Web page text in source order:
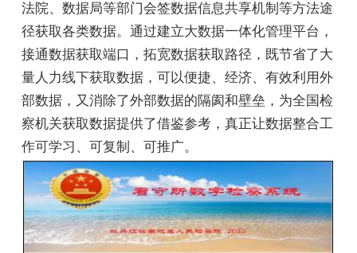
法院、数据局等部门会签数据信息共享机制等方法途
径获取各类数据。通过建立大数据一体化管理平台，
接通数据获取端口，拓宽数据获取路径，既节省了大
量人力线下获取数据，可以便捷、经济、有效利用外
部数据，又消除了外部数据的隔阂和壁垒，为全国检
察机关获取数据提供了借鉴参考，真正让数据整合工
作可学习、可复制、可推广。